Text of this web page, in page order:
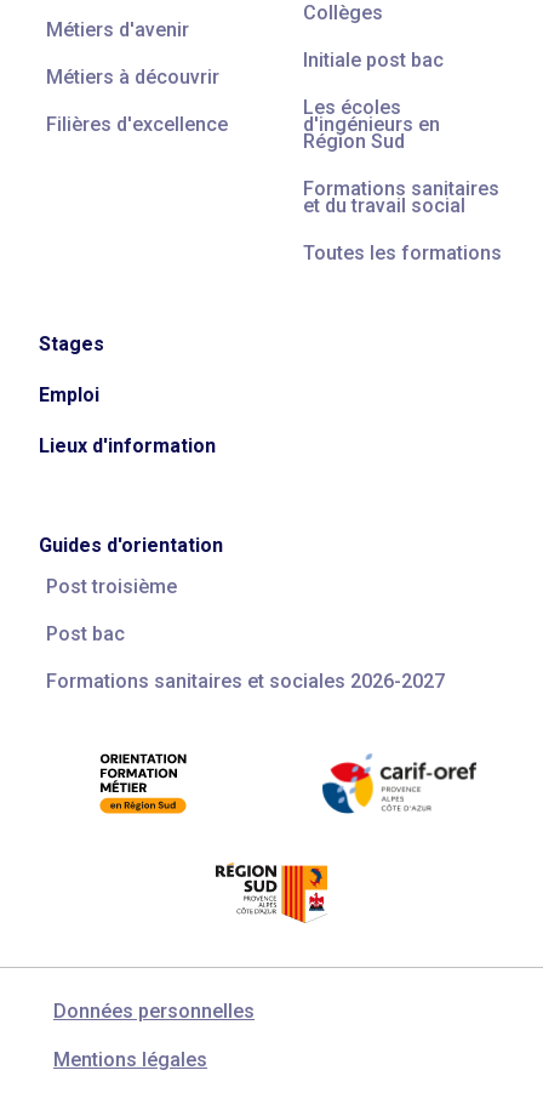
Métiers d'avenir
Métiers à découvrir
Filières d'excellence
Collèges
Initiale post bac
Les écoles
d'ingénieurs en
Région Sud
Formations sanitaires
et du travail social
Toutes les formations
Stages
Emploi
Lieux d'information
Guides d'orientation
Post troisième
Post bac
Formations sanitaires et sociales 2026-2027
Données personnelles
Mentions légales